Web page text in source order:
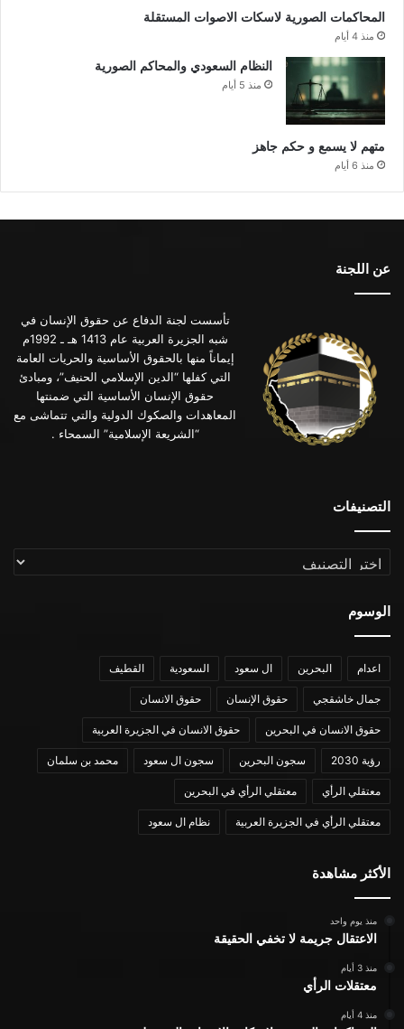
المحاكمات الصورية لاسكات الاصوات المستقلة
منذ 4 أيام
النظام السعودي والمحاكم الصورية
منذ 5 أيام
متهم لا يسمع و حكم جاهز
منذ 6 أيام
عن اللجنة
تأسست لجنة الدفاع عن حقوق الإنسان في
شبه الجزيرة العربية عام 1413 هـ ـ 1992م
إيماناً منها بالحقوق الأساسية والحريات العامة
التي كفلها “الدين الإسلامي الحنيف”، ومبادئ
حقوق الإنسان الأساسية التي ضمنتها
المعاهدات والصكوك الدولية والتي تتماشى مع
“الشريعة الإسلامية” السمحاء .
التصنيفات
التصنيفات
الوسوم
اعدام البحرين ال سعود السعودية القطيف
جمال خاشقجي حقوق الإنسان حقوق الانسان
حقوق الانسان في البحرين حقوق الانسان في الجزيرة العربية
رؤية 2030 سجون البحرين سجون ال سعود محمد بن سلمان
معتقلي الرأي معتقلي الرأي في البحرين
معتقلي الرأي في الجزيرة العربية نظام ال سعود
الأكثر مشاهدة
منذ يوم واحد
الاعتقال جريمة لا تخفي الحقيقة
منذ 3 أيام
معتقلات الرأي
منذ 4 أيام